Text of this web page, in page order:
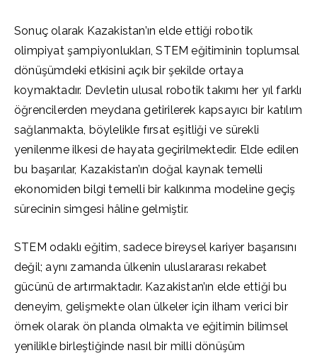
Sonuç olarak Kazakistan’ın elde ettiği robotik
olimpiyat şampiyonlukları, STEM eğitiminin toplumsal
dönüşümdeki etkisini açık bir şekilde ortaya
koymaktadır. Devletin ulusal robotik takımı her yıl farklı
öğrencilerden meydana getirilerek kapsayıcı bir katılım
sağlanmakta, böylelikle fırsat eşitliği ve sürekli
yenilenme ilkesi de hayata geçirilmektedir. Elde edilen
bu başarılar, Kazakistan’ın doğal kaynak temelli
ekonomiden bilgi temelli bir kalkınma modeline geçiş
sürecinin simgesi hâline gelmiştir.
STEM odaklı eğitim, sadece bireysel kariyer başarısını
değil; aynı zamanda ülkenin uluslararası rekabet
gücünü de artırmaktadır. Kazakistan’ın elde ettiği bu
deneyim, gelişmekte olan ülkeler için ilham verici bir
örnek olarak ön planda olmakta ve eğitimin bilimsel
yenilikle birleştiğinde nasıl bir milli dönüşüm